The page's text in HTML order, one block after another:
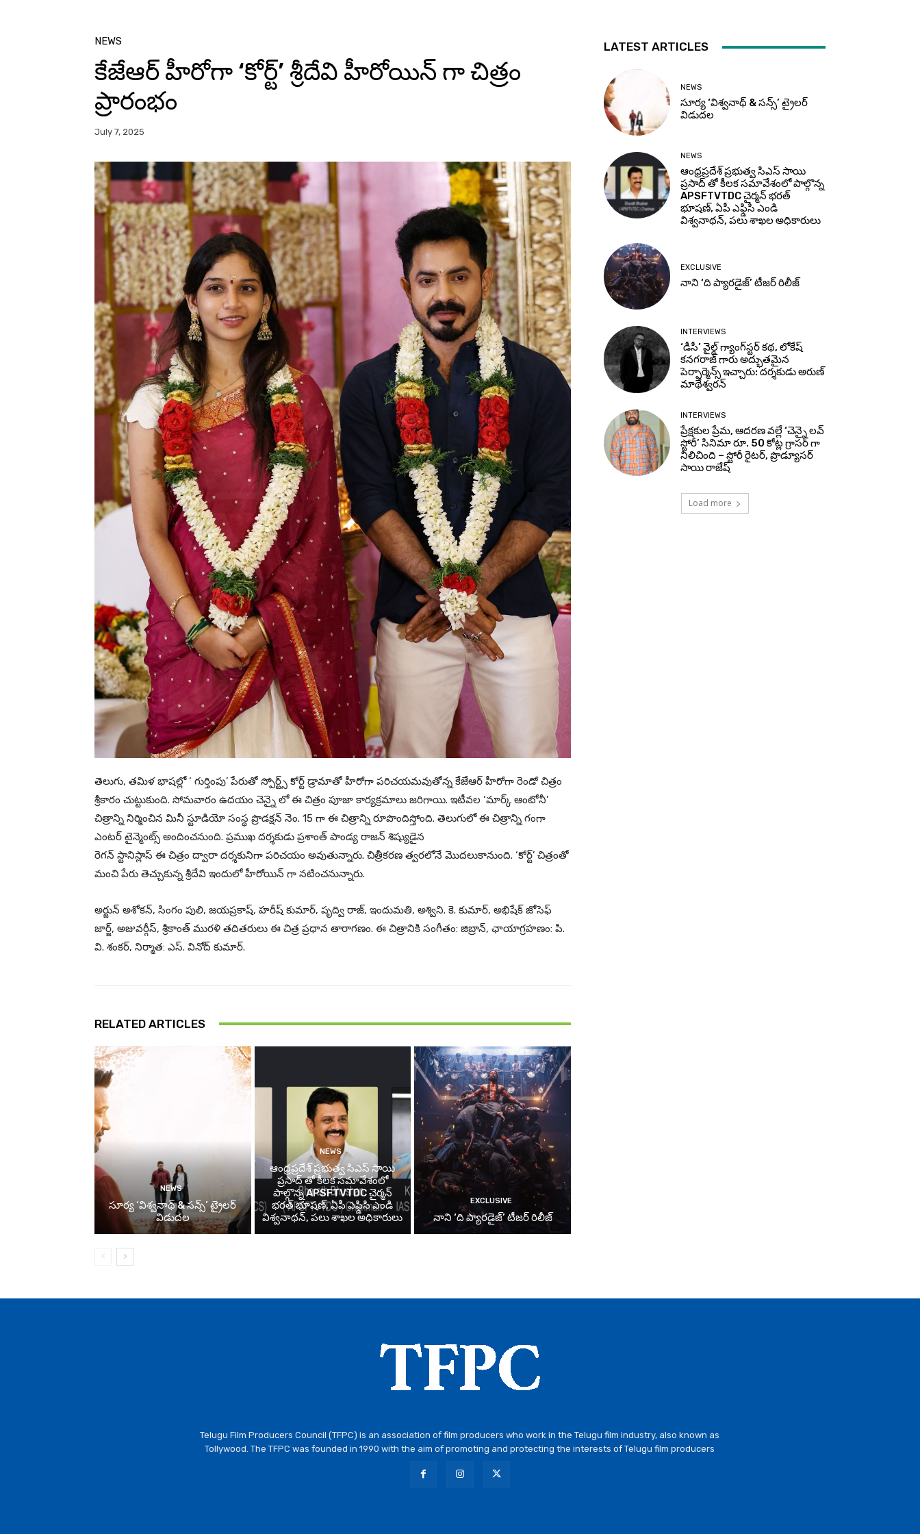
NEWS
కేజేఆర్ హీరోగా ‘కోర్ట్’ శ్రీదేవి హీరోయిన్ గా చిత్రం
ప్రారంభం
July 7, 2025
తెలుగు, తమిళ భాషల్లో ‘ గుర్తింపు’ పేరుతో స్పోర్ట్స్ కోర్ట్ డ్రామాతో హీరోగా పరిచయమవుతోన్న కేజేఆర్ హీరోగా రెండో చిత్రం
శ్రీకారం చుట్టుకుంది. సోమవారం ఉదయం చెన్నై లో ఈ చిత్రం పూజా కార్యక్రమాలు జరిగాయి. ఇటీవల ‘మార్క్ ఆంటోనీ’
చిత్రాన్ని నిర్మించిన మినీ స్టూడియో సంస్థ ప్రొడక్షన్ నెం. 15 గా ఈ చిత్రాన్ని రూపొందిస్తోంది. తెలుగులో ఈ చిత్రాన్ని గంగా
ఎంటర్ టైన్మెంట్స్ అందించనుంది. ప్రముఖ దర్శకుడు ప్రశాంత్ పాండ్య రాజన్ శిష్యుడైన
రెగన్ స్టానిస్లాస్ ఈ చిత్రం ద్వారా దర్శకునిగా పరిచయం అవుతున్నారు. చిత్రీకరణ త్వరలోనే మొదలుకానుంది. ‘కోర్ట్’ చిత్రంతో
మంచి పేరు తెచ్చుకున్న శ్రీదేవి ఇందులో హీరోయిన్ గా నటించనున్నారు.
అర్జున్ అశోకన్, సింగం పులి, జయప్రకాష్, హరీష్ కుమార్, పృద్వి రాజ్, ఇందుమతి, అశ్విని. కె. కుమార్, అభిషేక్ జోసెఫ్
జార్జ్, అజువర్గీస్, శ్రీకాంత్ మురళి తదితరులు ఈ చిత్ర ప్రధాన తారాగణం. ఈ చిత్రానికి సంగీతం: జిబ్రాన్, ఛాయాగ్రహణం: పి.
వి. శంకర్, నిర్మాత: ఎస్. వినోద్ కుమార్.
RELATED ARTICLES
NEWS
సూర్య ‘విశ్వనాథ్ & సన్స్’ ట్రైలర్
విడుదల
NEWS
ఆంధ్రప్రదేశ్ ప్రభుత్వ సిఎస్ సాయి
ప్రసాద్ తో కీలక సమావేశంలో
పాల్గొన్న APSFTVTDC చైర్మన్
భరత్ భూషణ్, ఏపీ ఎఫ్డిసి ఎండి
విశ్వనాథన్, పలు శాఖల అధికారులు
EXCLUSIVE
నాని ‘ది ప్యారడైజ్’ టీజర్‌ రిలీజ్
LATEST ARTICLES
NEWS
సూర్య ‘విశ్వనాథ్ & సన్స్’ ట్రైలర్
విడుదల
NEWS
ఆంధ్రప్రదేశ్ ప్రభుత్వ సిఎస్ సాయి
ప్రసాద్ తో కీలక సమావేశంలో పాల్గొన్న
APSFTVTDC చైర్మన్ భరత్
భూషణ్, ఏపీ ఎఫ్డిసి ఎండి
విశ్వనాథన్, పలు శాఖల అధికారులు
EXCLUSIVE
నాని ‘ది ప్యారడైజ్’ టీజర్‌ రిలీజ్
INTERVIEWS
‘డీసీ’ వైల్డ్ గ్యాంగ్‌స్టర్ కథ, లోకేష్
కనగరాజ్ గారు అద్భుతమైన
పెర్ఫార్మెన్స్ ఇచ్చారు: దర్శకుడు అరుణ్
మాథేశ్వరన్
INTERVIEWS
ప్రేక్షకుల ప్రేమ, ఆదరణ వల్లే ‘చెన్నై లవ్
స్టోరీ’ సినిమా రూ. 50 కోట్ల గ్రాసర్ గా
నిలిచింది – స్టోరీ రైటర్, ప్రొడ్యూసర్
సాయి రాజేష్
Load more
Telugu Film Producers Council (TFPC) is an association of film producers who work in the Telugu film industry, also known as
Tollywood. The TFPC was founded in 1990 with the aim of promoting and protecting the interests of Telugu film producers